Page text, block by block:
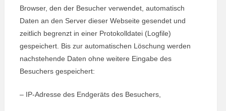
Browser, den der Besucher verwendet, automatisch
Daten an den Server dieser Webseite gesendet und
zeitlich begrenzt in einer Protokolldatei (Logfile)
gespeichert. Bis zur automatischen Löschung werden
nachstehende Daten ohne weitere Eingabe des
Besuchers gespeichert:
– IP-Adresse des Endgeräts des Besuchers,